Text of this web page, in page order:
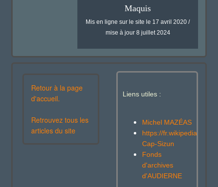
Maquis
Mis en ligne sur le site le 17 avril 2020 /
mise à jour 8 juillet 2024
Retour à la page
d'accueil.
Retrouvez tous les
articles du site
Liens utiles :
Michel MAZÉAS
https://fr.wikipedia.org/
Cap-Sizun
Fonds
d'archives
d'AUDIERNE